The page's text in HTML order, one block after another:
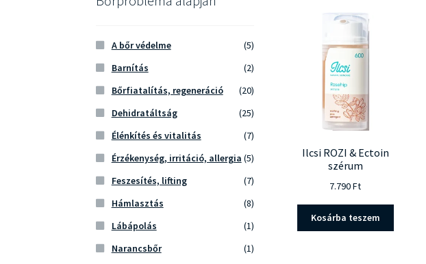
Ilcsi ROZI & Ectoin
szérum
7.790Ft
Kosárba teszem
A bőr védelme
(5)
Barnítás
(2)
Bőrfiatalítás, regeneráció
(20)
Dehidratáltság
(25)
Élénkítés és vitalitás
(7)
Érzékenység, irritáció, allergia (5)
Feszesítés, lifting
(7)
Hámlasztás
(8)
Lábápolás
(1)
Narancsbőr
(1)